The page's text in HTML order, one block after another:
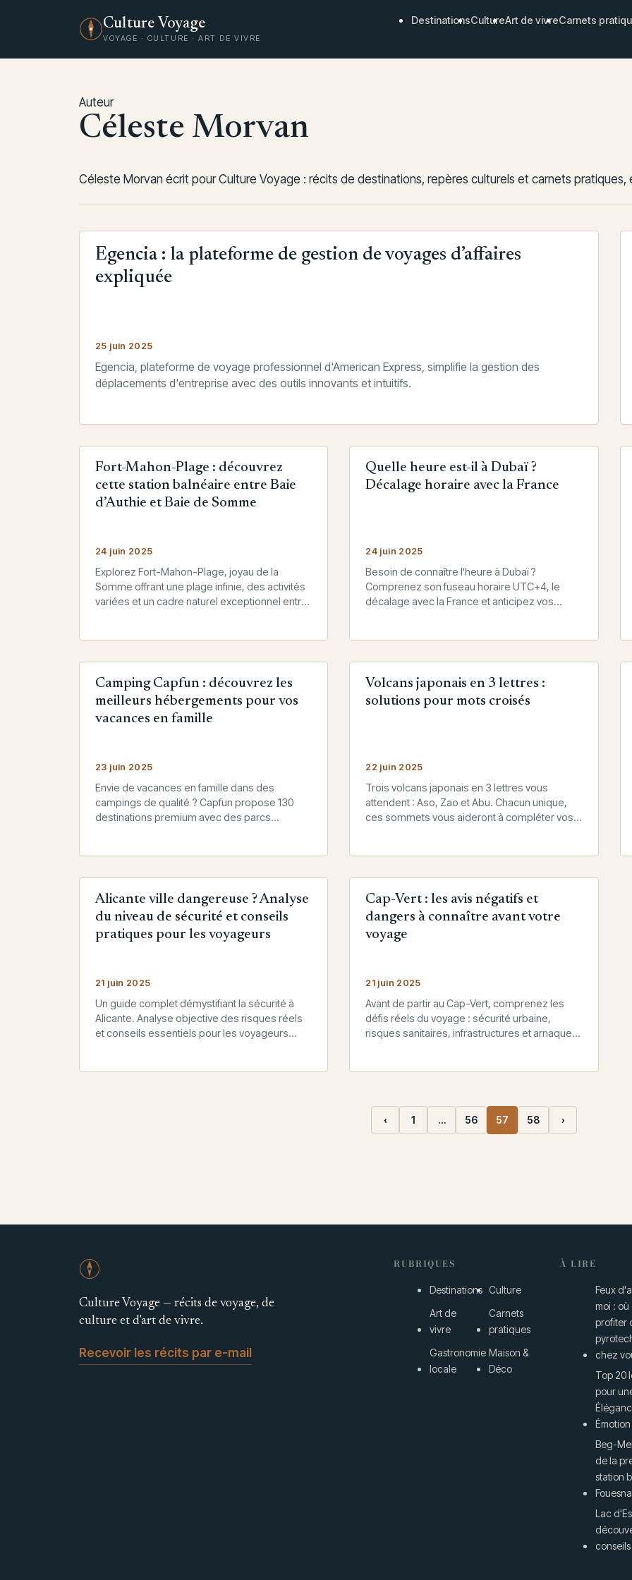
Culture Voyage
VOYAGE · CULTURE · ART DE VIVRE
DestinationsCultureArt de vivreCarnets
Auteur
Céleste Morvan
Céleste Morvan écrit pour Culture Voyage : récits de destinations, repères culturels et carnets pratiques,
Egencia : la plateforme de gestion de voyages d’affaires
expliquée
25 juin 2025
Egencia, plateforme de voyage professionnel d'American Express, simplifie la gestion des
déplacements d'entreprise avec des outils innovants et intuitifs.
Fort-Mahon-Plage : découvrez
cette station balnéaire entre Baie
d’Authie et Baie de Somme
24 juin 2025
Explorez Fort-Mahon-Plage, joyau de la
Somme offrant une plage infinie, des activités
variées et un cadre naturel exceptionnel entre
Quelle heure est-il à Dubaï ?
Décalage horaire avec la France
24 juin 2025
Besoin de connaître l'heure à Dubaï ?
Comprenez son fuseau horaire UTC+4, le
décalage avec la France et anticipez vos
Camping Capfun : découvrez les
meilleurs hébergements pour vos
vacances en famille
23 juin 2025
Envie de vacances en famille dans des
campings de qualité ? Capfun propose 130
destinations premium avec des parcs
Volcans japonais en 3 lettres :
solutions pour mots croisés
22 juin 2025
Trois volcans japonais en 3 lettres vous
attendent : Aso, Zao et Abu. Chacun unique,
ces sommets vous aideront à compléter vos
Alicante ville dangereuse ? Analyse
du niveau de sécurité et conseils
pratiques pour les voyageurs
21 juin 2025
Un guide complet démystifiant la sécurité à
Alicante. Analyse objective des risques réels
et conseils essentiels pour les voyageurs
Cap-Vert : les avis négatifs et
dangers à connaître avant votre
voyage
21 juin 2025
Avant de partir au Cap-Vert, comprenez les
défis réels du voyage : sécurité urbaine,
risques sanitaires, infrastructures et arnaques
‹ 1 … 56 57 58 ›
Culture Voyage — récits de voyage, de
culture et d'art de vivre.
Recevoir les récits par e-mail
RUBRIQUES
Destinations Culture
Art de
vivre
Carnets
pratiques
Gastronomie
locale
Maison &
Déco
À LIRE
Feux
moi :
profiter
chez
Top 20
pour
Émotion
Beg-
de la
station
Lac